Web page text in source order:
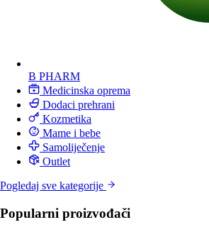
B PHARM
Medicinska oprema
Dodaci prehrani
Kozmetika
Mame i bebe
Samoliječenje
Outlet
Pogledaj sve kategorije
Popularni proizvođači